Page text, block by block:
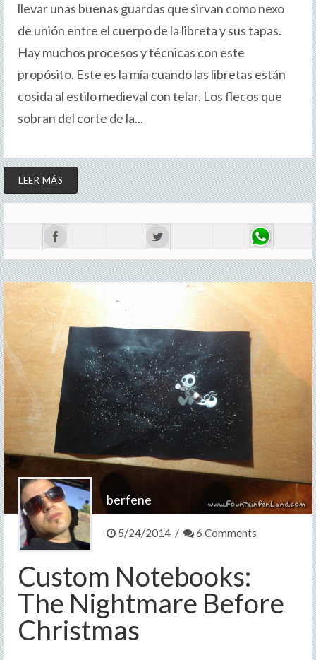
llevar unas buenas guardas que sirvan como nexo
de unión entre el cuerpo de la libreta y sus tapas.
Hay muchos procesos y técnicas con este
propósito. Este es la mía cuando las libretas están
cosida al estilo medieval con telar. Los flecos que
sobran del corte de la...
LEER MÁS
berfene
5/24/2014 / 6 Comments
Custom Notebooks:
The Nightmare Before
Christmas